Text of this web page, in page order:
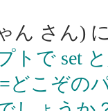
ん さん)
トで set
どこぞの